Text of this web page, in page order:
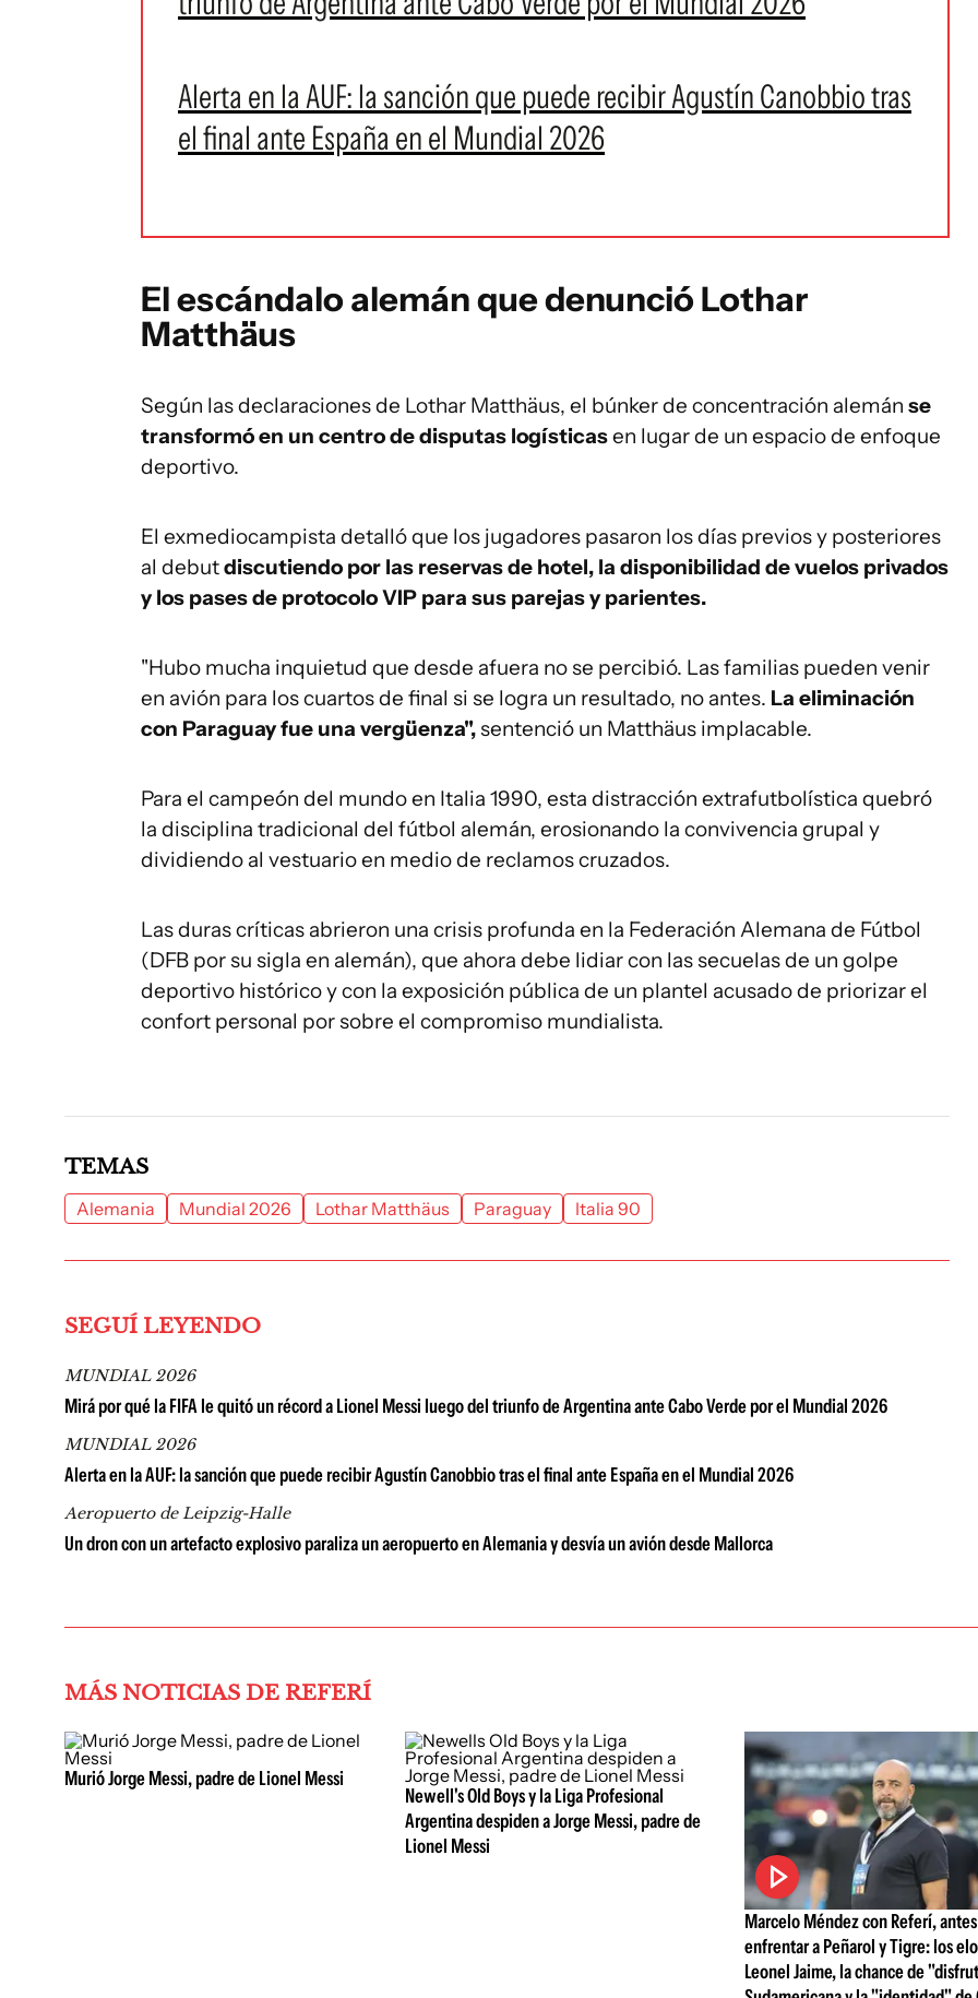
Alerta en la AUF: la sanción que puede recibir Agustín Canobbio tras
el final ante España en el Mundial 2026
El escándalo alemán que denunció Lothar
Matthäus
Según las declaraciones de Lothar Matthäus, el búnker de concentración alemán se
transformó en un centro de disputas logísticasen lugar de un espacio de enfoque
deportivo.
El exmediocampista detalló que los jugadores pasaron los días previos y posteriores
al debutdiscutiendo por las reservas de hotel, la disponibilidad de vuelos privados
y los pases de protocolo VIP para sus parejas y parientes.
"Hubo mucha inquietud que desde afuera no se percibió. Las familias pueden venir
en avión para los cuartos de final si se logra un resultado, no antes. La eliminación
con Paraguay fue una vergüenza",sentenció un Matthäus implacable.
Para el campeón del mundo en Italia 1990, esta distracción extrafutbolística quebró
la disciplina tradicional del fútbol alemán, erosionando la convivencia grupal y
dividiendo al vestuario en medio de reclamos cruzados.
Las duras críticas abrieron una crisis profunda en la Federación Alemana de Fútbol
(DFB por su sigla en alemán), que ahora debe lidiar con las secuelas de un golpe
deportivo histórico y con la exposición pública de un plantel acusado de priorizar el
confort personal por sobre el compromiso mundialista.
TEMAS
Alemania Mundial 2026 Lothar Matthäus Paraguay Italia 90
SEGUÍ LEYENDO
MUNDIAL 2026
Mirá por qué la FIFA le quitó un récord a Lionel Messi luego del triunfo de Argentina ante Cabo Verde por el Mundial 2026
MUNDIAL 2026
Alerta en la AUF: la sanción que puede recibir Agustín Canobbio tras el final ante España en el Mundial 2026
Aeropuerto de Leipzig-Halle
Un dron con un artefacto explosivo paraliza un aeropuerto en Alemania y desvía un avión desde Mallorca
MÁS NOTICIAS DE REFERÍ
Murió Jorge Messi, padre de Lionel Messi
Newell's Old Boys y la Liga Profesional
Argentina despiden a Jorge Messi, padre de
Lionel Messi
Marcelo Méndez con Referí,
enfrentar a Peñarol y Tigre: los
Leonel Jaime, la chance de